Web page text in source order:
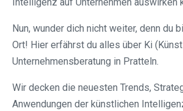
Nun, wunder dich nicht weiter, denn du
Ort! Hier erfährst du alles über Ki
Unternehmensberatung in Pratteln.
Wir decken die neuesten Trends,
Anwendungen der künstlichen